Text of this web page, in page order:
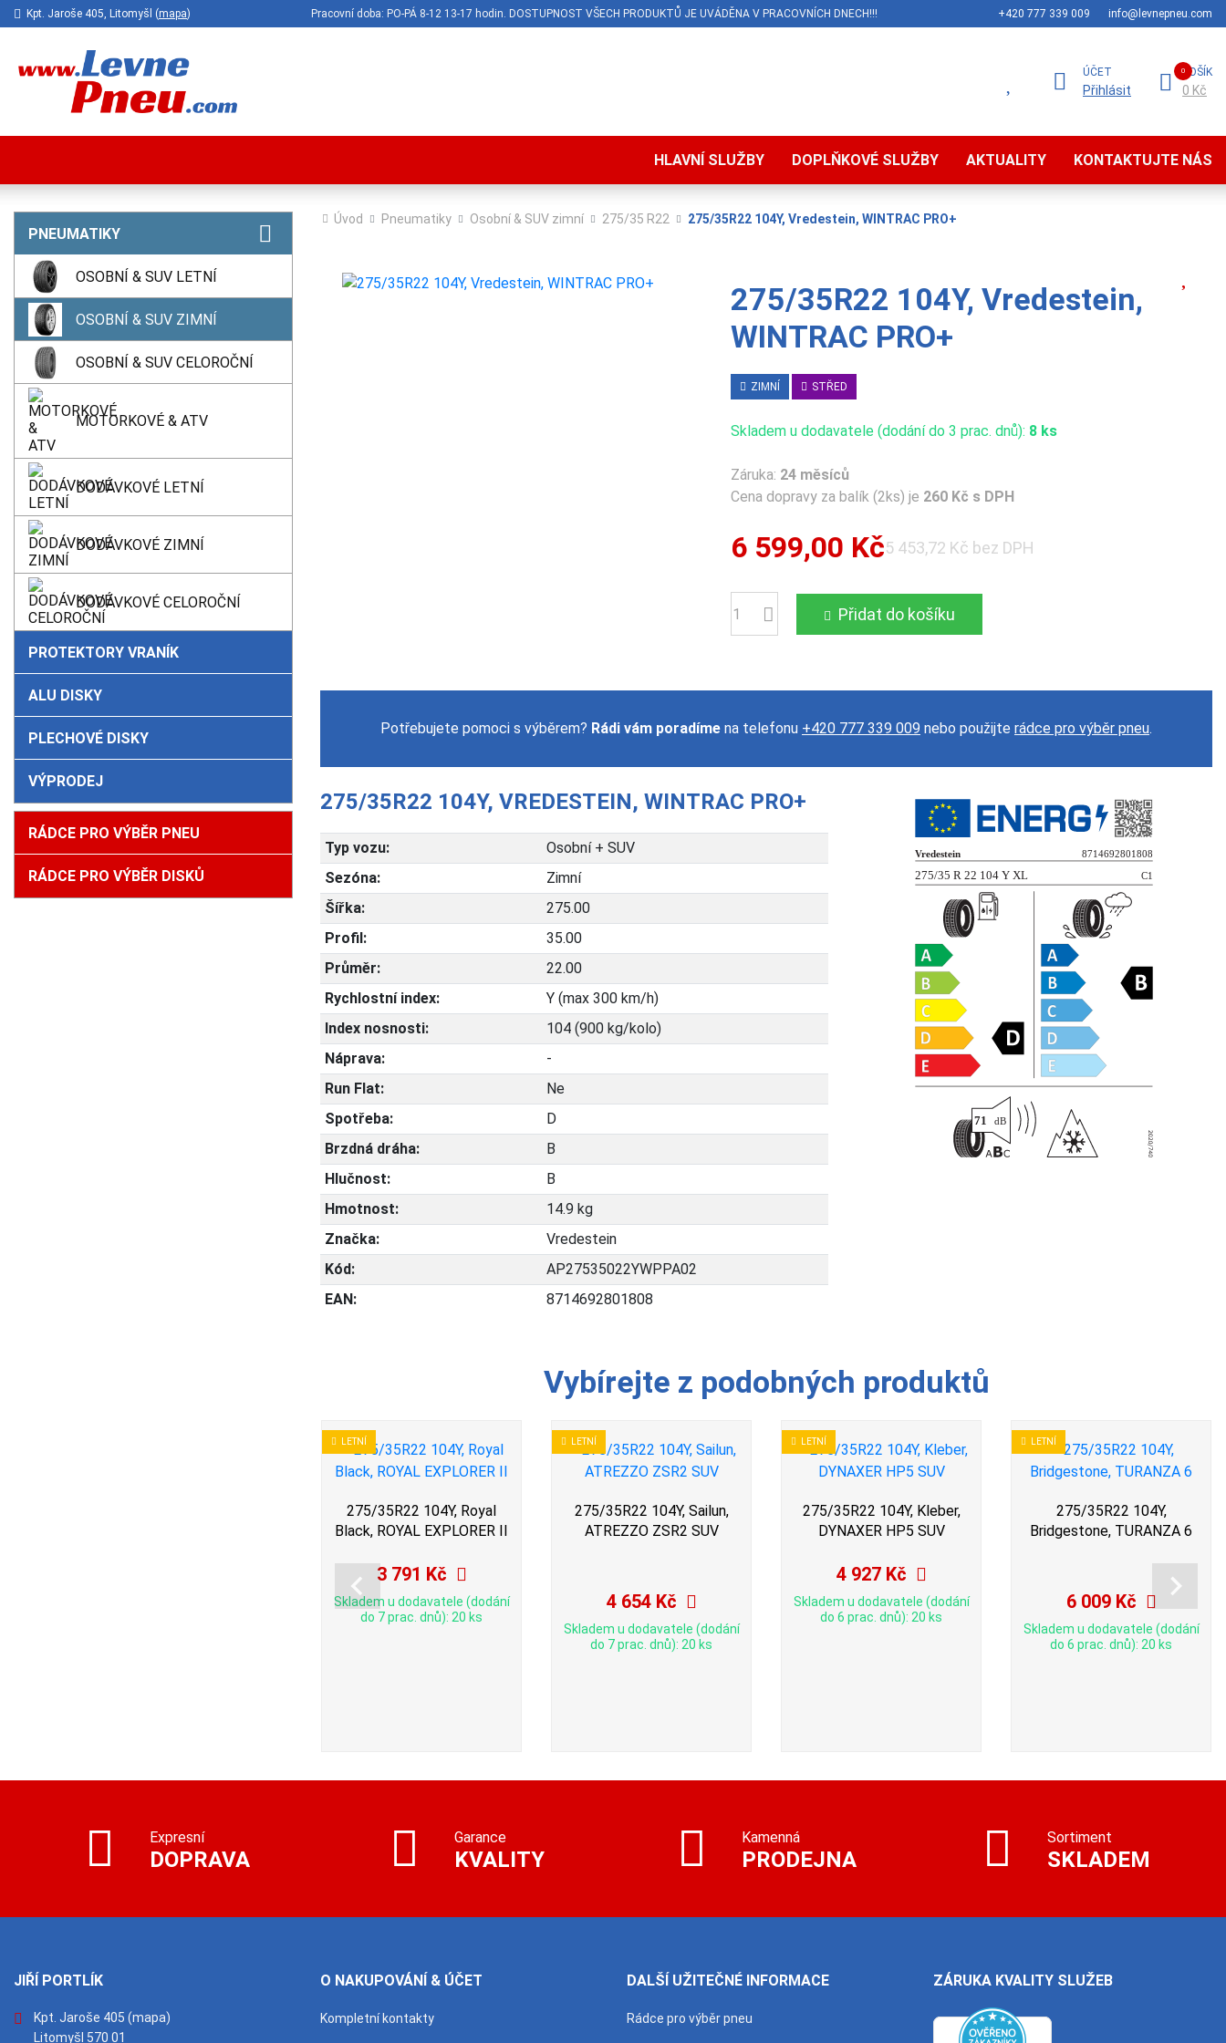
Kpt. Jaroše 405, Litomyšl (mapa) Pracovní doba: PO-PÁ 8-12 13-17 hodin. DOSTUPNOST VŠECH PRODUKTŮ JE UVÁDĚNA V PRACOVNÍCH DNECH!!! +420 777 339 009 info@levnepneu.com
ÚČET
Přihlásit
KOŠÍK
0 Kč
HLAVNÍ SLUŽBY DOPLŇKOVÉ SLUŽBY AKTUALITY KONTAKTUJTE NÁS
PNEUMATIKY
OSOBNÍ & SUV LETNÍ
OSOBNÍ & SUV ZIMNÍ
OSOBNÍ & SUV CELOROČNÍ
MOTORKOVÉ & ATV
DODÁVKOVÉ LETNÍ
DODÁVKOVÉ ZIMNÍ
DODÁVKOVÉ CELOROČNÍ
PROTEKTORY VRANÍK
ALU DISKY
PLECHOVÉ DISKY
VÝPRODEJ
RÁDCE PRO VÝBĚR PNEU
RÁDCE PRO VÝBĚR DISKŮ
Úvod Pneumatiky Osobní & SUV zimní 275/35 R22 275/35R22 104Y, Vredestein, WINTRAC PRO+
275/35R22 104Y, Vredestein,
WINTRAC PRO+
ZIMNÍ STŘED
Skladem u dodavatele (dodání do 3 prac. dnů): 8 ks
Záruka: 24 měsíců
Cena dopravy za balík (2ks) je 260 Kč s DPH
6 599,00 Kč5 453,72 Kč bez DPH
Počet Přidat do košíku
Potřebujete pomoci s výběrem? Rádi vám poradíme na telefonu +420 777 339 009 nebo použijte rádce pro výběr pneu.
275/35R22 104Y, VREDESTEIN, WINTRAC PRO+
Typ vozu:
Osobní + SUV
Sezóna:
Zimní
Šířka:
275.00
Profil:
35.00
Průměr:
22.00
Rychlostní index:
Y (max 300 km/h)
Index nosnosti:
104 (900 kg/kolo)
Náprava:
-
Run Flat:
Ne
Spotřeba:
D
Brzdná dráha:
B
Hlučnost:
B
Hmotnost:
14.9 kg
Značka:
Vredestein
Kód:
AP27535022YWPPA02
EAN:
8714692801808
Vybírejte z podobných produktů
LETNÍ
275/35R22 104Y, Royal
Black, ROYAL EXPLORER II
3 791 Kč
Skladem u dodavatele (dodání
do 7 prac. dnů): 20 ks
LETNÍ
275/35R22 104Y, Sailun,
ATREZZO ZSR2 SUV
4 654 Kč
Skladem u dodavatele (dodání
do 7 prac. dnů): 20 ks
LETNÍ
275/35R22 104Y, Kleber,
DYNAXER HP5 SUV
4 927 Kč
Skladem u dodavatele (dodání
do 6 prac. dnů): 20 ks
LETNÍ
275/35R22 104Y,
Bridgestone, TURANZA 6
6 009 Kč
Skladem u dodavatele (dodání
do 6 prac. dnů): 20 ks
Expresní
DOPRAVA
Garance
KVALITY
Kamenná
PRODEJNA
Sortiment
SKLADEM
JIŘÍ PORTLÍK
Kpt. Jaroše 405 (mapa)
Litomyšl 570 01
O NAKUPOVÁNÍ & ÚČET
Kompletní kontakty
DALŠÍ UŽITEČNÉ INFORMACE
Rádce pro výběr pneu
ZÁRUKA KVALITY SLUŽEB